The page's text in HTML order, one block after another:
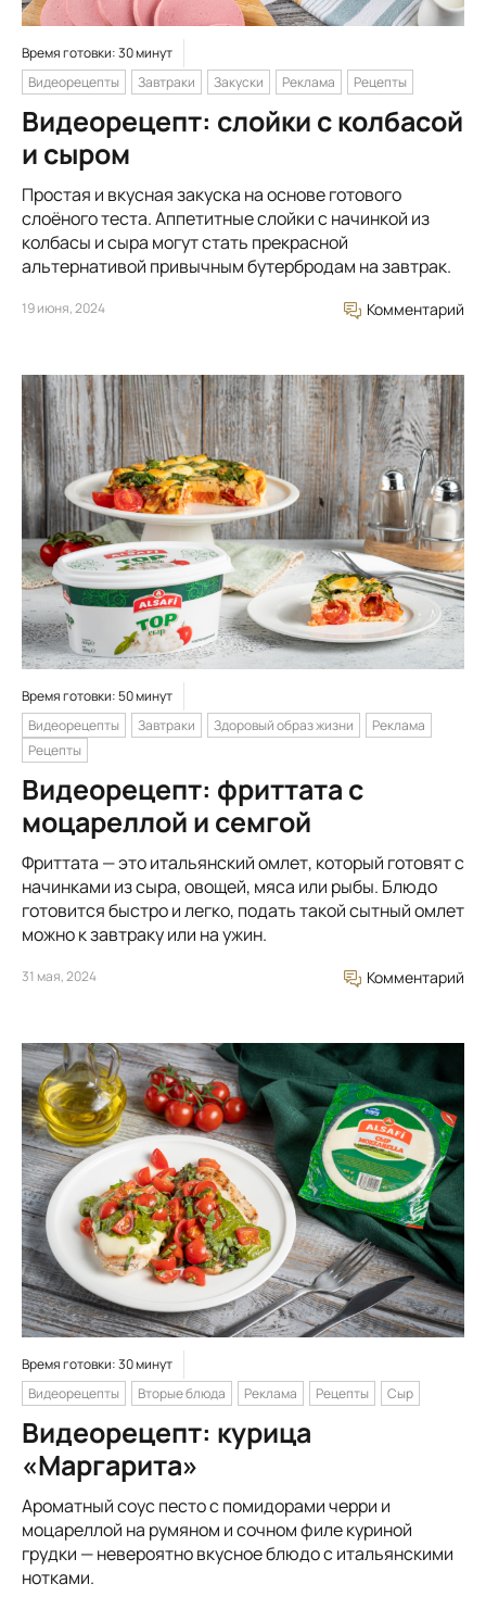
Время готовки: 30 минут
Видеорецепты
Завтраки Закуски Реклама Рецепты
Видеорецепт: слойки с колбасой
и сыром
Простая и вкусная закуска на основе готового
слоёного теста. Аппетитные слойки с начинкой из
колбасы и сыра могут стать прекрасной
альтернативой привычным бутербродам на завтрак.
19 июня, 2024 Комментарий
Время готовки: 50 минут
Видеорецепты
Завтраки Здоровый образ жизни
Реклама
Рецепты
Видеорецепт: фриттата с
моцареллой и семгой
Фриттата — это итальянский омлет, который готовят с
начинками из сыра, овощей, мяса или рыбы. Блюдо
готовится быстро и легко, подать такой сытный омлет
можно к завтраку или на ужин.
31 мая, 2024 Комментарий
Время готовки: 30 минут
Видеорецепты
Вторые блюда Реклама Рецепты Сыр
Видеорецепт: курица
«Маргарита»
Ароматный соус песто с помидорами черри и
моцареллой на румяном и сочном филе куриной
грудки — невероятно вкусное блюдо с итальянскими
нотками.